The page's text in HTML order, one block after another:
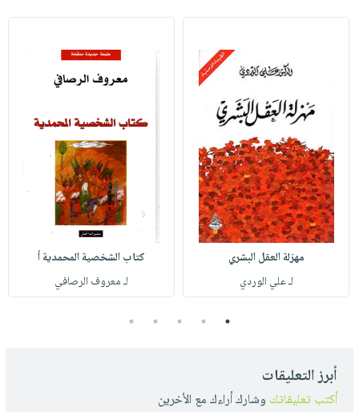
مهزلة العقل البشري
لـ علي الوردي
كتاب الشخصية المحمدية أ
لـ معروف الرصافي
1
2
3
4
5
أبرز التعليقات
أكتب تعليقاتك وشارك أراءك مع الأخرين